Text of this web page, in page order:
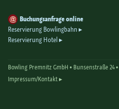
Buchungsanfrage online
Reservierung Bowlingbahn
Reservierung Hotel
Bowling Premnitz GmbH • Bunsenstraße 24 •
Impressum/Kontakt